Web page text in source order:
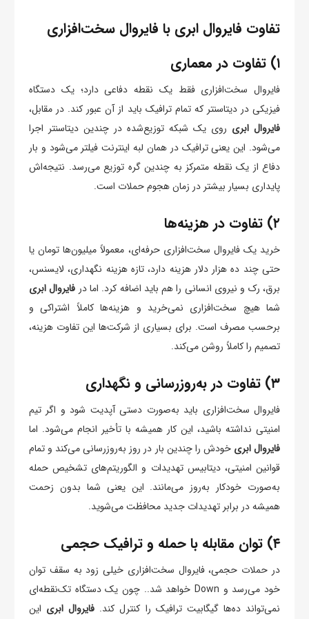
تفاوت فایروال ابری با فایروال سخت‌افزاری
۱) تفاوت در معماری
فایروال سخت‌افزاری فقط یک نقطه دفاعی دارد؛ یک دستگاه
فیزیکی در دیتاسنتر که تمام ترافیک باید از آن عبور کند. در مقابل،
فایروال ابری روی یک شبکه توزیع‌شده در چندین دیتاسنتر اجرا
می‌شود. این یعنی ترافیک در همان لبه اینترنت فیلتر می‌شود و بار
دفاع از یک نقطه متمرکز به چندین گره توزیع می‌رسد. نتیجه‌اش
پایداری بسیار بیشتر در زمان هجوم حملات است.
۲) تفاوت در هزینه‌ها
خرید یک فایروال سخت‌افزاری حرفه‌ای، معمولاً میلیون‌ها تومان یا
حتی چند ده هزار دلار هزینه دارد، تازه هزینه نگهداری، لایسنس،
برق، رک و نیروی انسانی را هم باید اضافه کرد. اما در فایروال ابری
شما هیچ سخت‌افزاری نمی‌خرید و هزینه‌ها کاملاً اشتراکی و
برحسب مصرف است. برای بسیاری از شرکت‌ها این تفاوت هزینه،
تصمیم را کاملاً روشن می‌کند.
۳) تفاوت در به‌روزرسانی و نگهداری
فایروال سخت‌افزاری باید به‌صورت دستی آپدیت شود و اگر تیم
امنیتی نداشته باشید، این کار همیشه با تأخیر انجام می‌شود. اما
فایروال ابری خودش را چندین بار در روز به‌روزرسانی می‌کند و تمام
قوانین امنیتی، دیتابیس تهدیدات و الگوریتم‌های تشخیص حمله
به‌صورت خودکار به‌روز می‌مانند. این یعنی شما بدون زحمت
همیشه در برابر تهدیدات جدید محافظت می‌شوید.
۴) توان مقابله با حمله و ترافیک حجمی
در حملات حجمی، فایروال سخت‌افزاری خیلی زود به سقف توان
خود می‌رسد و Down خواهد شد.. چون یک دستگاه تک‌نقطه‌ای
نمی‌تواند ده‌ها گیگابیت ترافیک را کنترل کند. فایروال ابری این